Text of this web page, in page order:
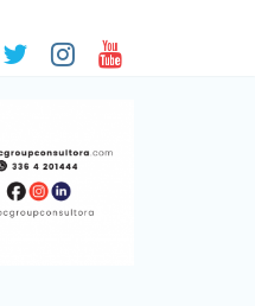
que en 2025